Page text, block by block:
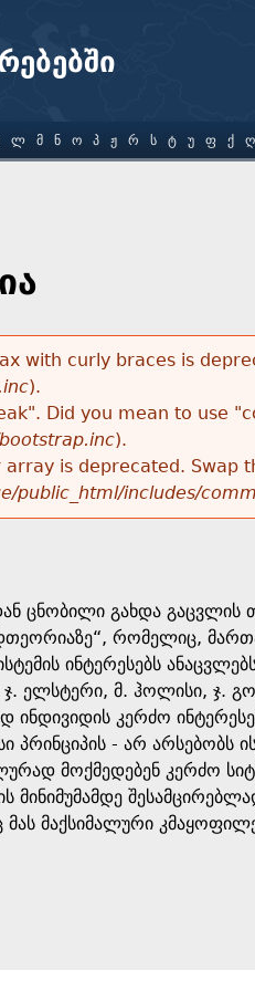
with curly braces is
).
Did you mean to use
).
is deprecated. Swap
public_html/includes/
ცნობილი გახდა გაცვლის
რომელიც,
ინტერესებს
ელსტერი, მ. ჰოლისი, ჯ.
კერძო
- არ არსებობს
მოქმედებენ კერძო
მას მაქსიმალური
Ლ Მ Ნ Ო Პ Ჟ Რ Ს Ტ Უ Ფ Ქ Ღ